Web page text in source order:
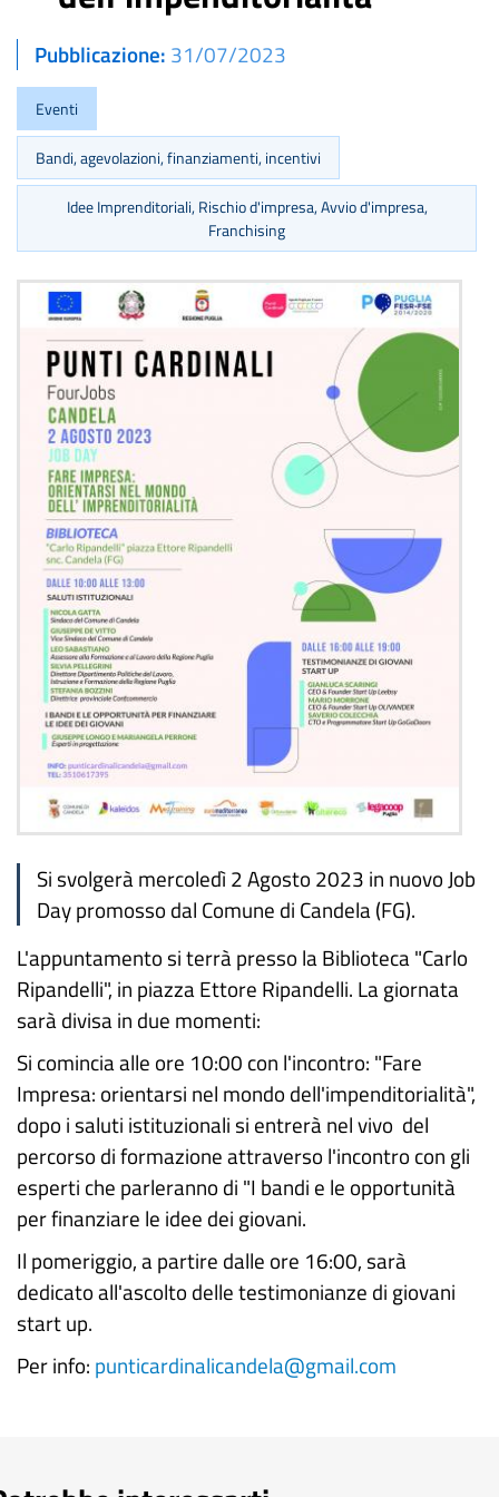
Pubblicazione 31/07/2023
Eventi
Bandi, agevolazioni, finanziamenti, incentivi
Idee Imprenditoriali, Rischio d'impresa, Avvio d'impresa,
Franchising
Si svolgerà mercoledì 2 Agosto 2023 in nuovo Job
Day promosso dal Comune di Candela (FG).
L'appuntamento si terrà presso la Biblioteca "Carlo
Ripandelli", in piazza Ettore Ripandelli. La giornata
sarà divisa in due momenti:
Si comincia alle ore 10:00 con l'incontro: "Fare
Impresa: orientarsi nel mondo dell'impenditorialità",
dopo i saluti istituzionali si entrerà nel vivo del
percorso di formazione attraverso l'incontro con gli
esperti che parleranno di "I bandi e le opportunità
per finanziare le idee dei giovani.
Il pomeriggio, a partire dalle ore 16:00, sarà
dedicato all'ascolto delle testimonianze di giovani
start up.
Per info: punticardinalicandela@gmail.com